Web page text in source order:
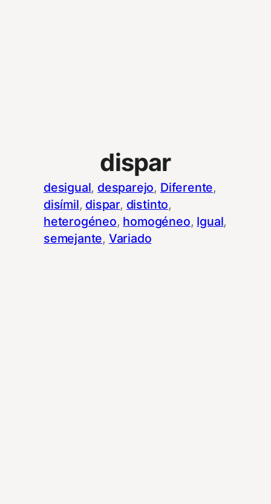
dispar
desigual, desparejo, Diferente
disímil, dispar, distinto
heterogéneo, homogéneo, Igual
semejante, Variado